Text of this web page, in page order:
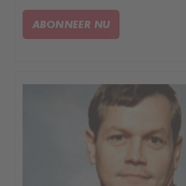
hoofdverdachte.
ABONNEER NU